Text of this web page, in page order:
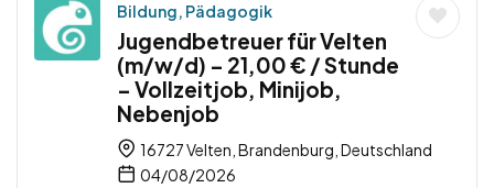
Bildung, Pädagogik
Jugendbetreuer für Velten
(m/w/d) – 21,00 € / Stunde
– Vollzeitjob, Minijob,
Nebenjob
16727 Velten, Brandenburg, Deutschland
04/08/2026